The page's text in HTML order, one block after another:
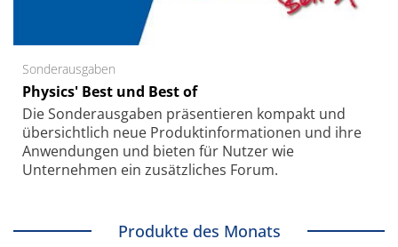
Sonderausgaben
Physics' Best und Best of
Die Sonder­ausgaben präsentieren kompakt und
übersichtlich neue Produkt­informationen und ihre
Anwendungen und bieten für Nutzer wie
Unternehmen ein zusätzliches Forum.
Produkte des Monats